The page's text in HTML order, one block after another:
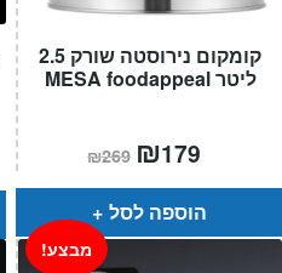
קומקום נירוסטה שורק 2.5
ליטר MESA foodappeal
₪269 המחיר
המקורי
היה:
₪269.
₪179
הוא:
הוספה לסל
מבצע!